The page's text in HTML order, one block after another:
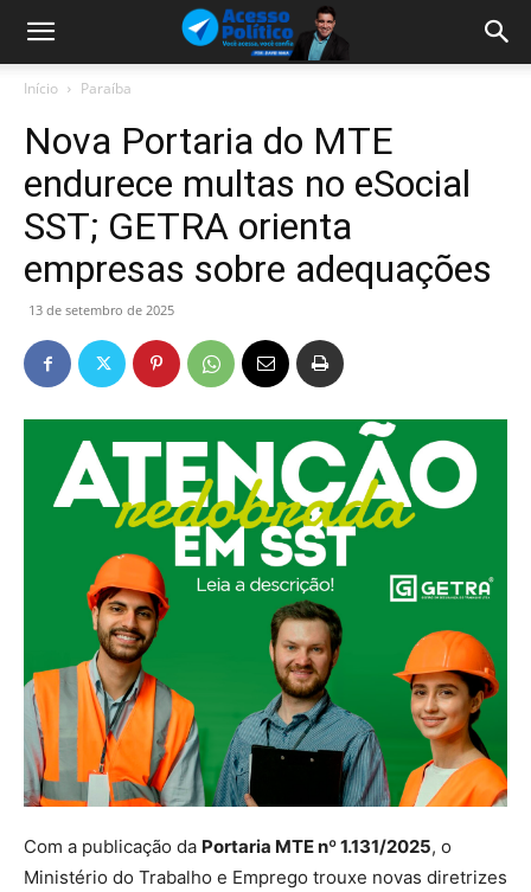
Início Paraíba
Nova Portaria do MTE
endurece multas no eSocial
SST; GETRA orienta
empresas sobre adequações
13 de setembro de 2025
Com a publicação da Portaria MTE nº 1.131/2025, o
Ministério do Trabalho e Emprego trouxe novas diretrizes